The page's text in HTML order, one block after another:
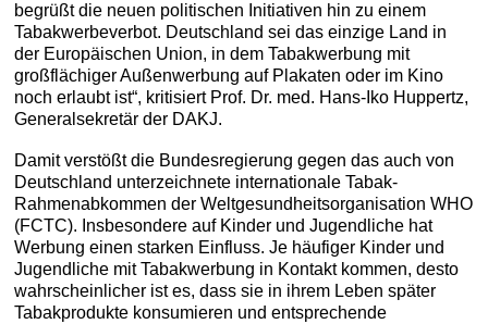
begrüßt die neuen politischen Initiativen hin zu einem
Tabakwerbeverbot. Deutschland sei das einzige Land in
der Europäischen Union, in dem Tabakwerbung mit
großflächiger Außenwerbung auf Plakaten oder im Kino
noch erlaubt ist“, kritisiert Prof. Dr. med. Hans-Iko Huppertz,
Generalsekretär der DAKJ.
Damit verstößt die Bundesregierung gegen das auch von
Deutschland unterzeichnete internationale Tabak-
Rahmenabkommen der Weltgesundheitsorganisation WHO
(FCTC). Insbesondere auf Kinder und Jugendliche hat
Werbung einen starken Einfluss. Je häufiger Kinder und
Jugendliche mit Tabakwerbung in Kontakt kommen, desto
wahrscheinlicher ist es, dass sie in ihrem Leben später
Tabakprodukte konsumieren und entsprechende